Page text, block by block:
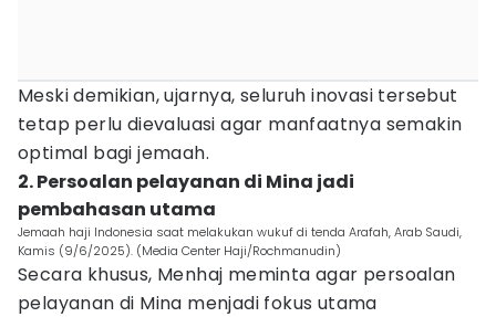
Meski demikian, ujarnya, seluruh inovasi tersebut
tetap perlu dievaluasi agar manfaatnya semakin
optimal bagi jemaah.
2. Persoalan pelayanan di Mina jadi
pembahasan utama
Jemaah haji Indonesia saat melakukan wukuf di tenda Arafah, Arab Saudi,
Kamis (9/6/2025). (Media Center Haji/Rochmanudin)
Secara khusus, Menhaj meminta agar persoalan
pelayanan di Mina menjadi fokus utama